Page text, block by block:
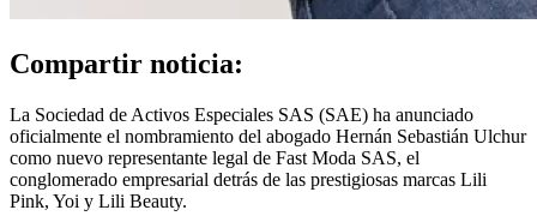
Compartir noticia:
La Sociedad de Activos Especiales SAS (SAE) ha anunciado
oficialmente el nombramiento del abogado Hernán Sebastián Ulchur
como nuevo representante legal de Fast Moda SAS, el
conglomerado empresarial detrás de las prestigiosas marcas Lili
Pink, Yoi y Lili Beauty.